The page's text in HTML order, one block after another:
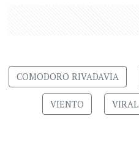
COMODORO RIVADAVIA
VIENTO VIRAL